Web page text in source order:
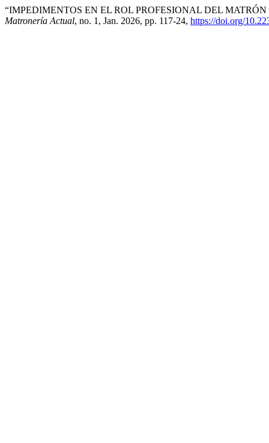
“IMPEDIMENTOS EN EL ROL PROFESIONAL DEL
Matronería Actual, no. 1, Jan. 2026, pp. 117-24, https://doi.org/